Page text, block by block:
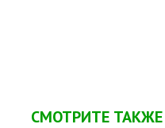
СМОТРИТЕ ТАКЖЕ